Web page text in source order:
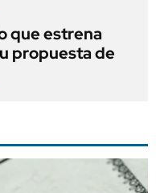
que estrena
propuesta de